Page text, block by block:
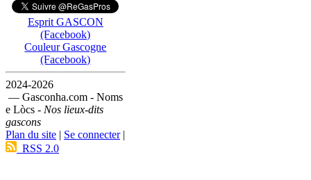
Esprit GASCON
(Facebook)
Couleur Gascogne
(Facebook)
2024-2026
— Gasconha.com - Noms
e Lòcs - Nos lieux-dits
gascons
Plan du site | Se connecter|
RSS 2.0